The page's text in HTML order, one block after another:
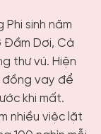
sinh năm
Đầm Dơi, Cà
thư vú. Hiện
đồng vay để
khi mất.
nhiều việc lặt